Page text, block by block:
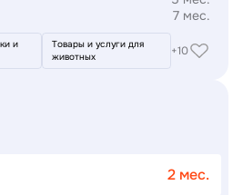
7 мес.
и
Товары и услуги для
животных
+10
2 мес.